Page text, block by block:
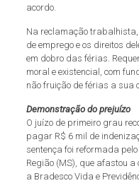
acordo.
Na reclamação trabalhista,
de emprego e os direitos
em dobro das férias.
moral e existencial, com
não fruição de férias a sua
Demonstração do prejuízo
O juízo de primeiro grau
pagar R$ 6 mil de
sentença foi reformada
Região (MS), que afastou a
a Bradesco Vida e